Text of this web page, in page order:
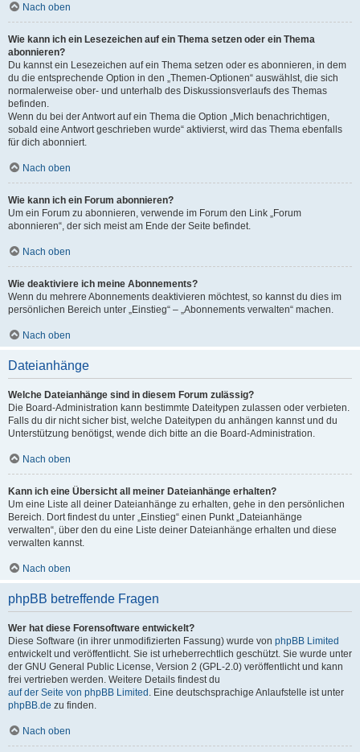
Nach oben
Wie kann ich ein Lesezeichen auf ein Thema setzen oder ein Thema
abonnieren?
Du kannst ein Lesezeichen auf ein Thema setzen oder es abonnieren, in dem
du die entsprechende Option in den „Themen-Optionen“ auswählst, die sich
normalerweise ober- und unterhalb des Diskussionsverlaufs des Themas
befinden.
Wenn du bei der Antwort auf ein Thema die Option „Mich benachrichtigen,
sobald eine Antwort geschrieben wurde“ aktivierst, wird das Thema ebenfalls
für dich abonniert.
Nach oben
Wie kann ich ein Forum abonnieren?
Um ein Forum zu abonnieren, verwende im Forum den Link „Forum
abonnieren“, der sich meist am Ende der Seite befindet.
Nach oben
Wie deaktiviere ich meine Abonnements?
Wenn du mehrere Abonnements deaktivieren möchtest, so kannst du dies im
persönlichen Bereich unter „Einstieg“ – „Abonnements verwalten“ machen.
Nach oben
Dateianhänge
Welche Dateianhänge sind in diesem Forum zulässig?
Die Board-Administration kann bestimmte Dateitypen zulassen oder verbieten.
Falls du dir nicht sicher bist, welche Dateitypen du anhängen kannst und du
Unterstützung benötigst, wende dich bitte an die Board-Administration.
Nach oben
Kann ich eine Übersicht all meiner Dateianhänge erhalten?
Um eine Liste all deiner Dateianhänge zu erhalten, gehe in den persönlichen
Bereich. Dort findest du unter „Einstieg“ einen Punkt „Dateianhänge
verwalten“, über den du eine Liste deiner Dateianhänge erhalten und diese
verwalten kannst.
Nach oben
phpBB betreffende Fragen
Wer hat diese Forensoftware entwickelt?
Diese Software (in ihrer unmodifizierten Fassung) wurde von phpBB Limited
entwickelt und veröffentlicht. Sie ist urheberrechtlich geschützt. Sie wurde unter
der GNU General Public License, Version 2 (GPL-2.0) veröffentlicht und kann
frei vertrieben werden. Weitere Details findest du
auf der Seite von phpBB Limited . Eine deutschsprachige Anlaufstelle ist unter
phpBB.de zu finden.
Nach oben